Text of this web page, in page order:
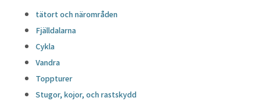
tätort och närområden
Fjälldalarna
Cykla
Vandra
Toppturer
Stugor, kojor, och rastskydd